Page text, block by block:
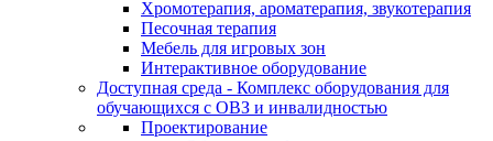
Хромотерапия, ароматерапия, звукотерапия
Песочная терапия
Мебель для игровых зон
Интерактивное оборудование
Доступная среда - Комплекс оборудования для
обучающихся с ОВЗ и инвалидностью
Проектирование